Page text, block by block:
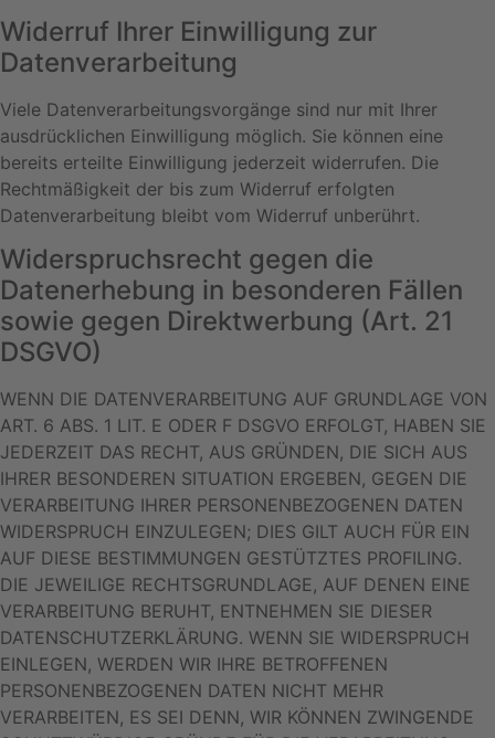
Widerruf Ihrer Einwilligung zur
Datenverarbeitung
Viele Datenverarbeitungsvorgänge sind nur mit Ihrer
ausdrücklichen Einwilligung möglich. Sie können eine
bereits erteilte Einwilligung jederzeit widerrufen. Die
Rechtmäßigkeit der bis zum Widerruf erfolgten
Datenverarbeitung bleibt vom Widerruf unberührt.
Widerspruchsrecht gegen die
Datenerhebung in besonderen Fällen
sowie gegen Direktwerbung (Art. 21
DSGVO)
WENN DIE DATENVERARBEITUNG AUF GRUNDLAGE VON
ART. 6 ABS. 1 LIT. E ODER F DSGVO ERFOLGT, HABEN SIE
JEDERZEIT DAS RECHT, AUS GRÜNDEN, DIE SICH AUS
IHRER BESONDEREN SITUATION ERGEBEN, GEGEN DIE
VERARBEITUNG IHRER PERSONENBEZOGENEN DATEN
WIDERSPRUCH EINZULEGEN; DIES GILT AUCH FÜR EIN
AUF DIESE BESTIMMUNGEN GESTÜTZTES PROFILING.
DIE JEWEILIGE RECHTSGRUNDLAGE, AUF DENEN EINE
VERARBEITUNG BERUHT, ENTNEHMEN SIE DIESER
DATENSCHUTZERKLÄRUNG. WENN SIE WIDERSPRUCH
EINLEGEN, WERDEN WIR IHRE BETROFFENEN
PERSONENBEZOGENEN DATEN NICHT MEHR
VERARBEITEN, ES SEI DENN, WIR KÖNNEN ZWINGENDE